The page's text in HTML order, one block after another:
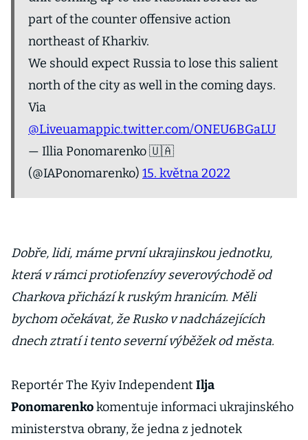
part of the counter offensive action
northeast of Kharkiv.
We should expect Russia to lose this salient
north of the city as well in the coming days.
Via
@Liveuamappic.twitter.com/ONEU6BGaLU
— Illia Ponomarenko 🇺🇦
(@IAPonomarenko) 15. května 2022
Dobře, lidi, máme první ukrajinskou jednotku,
která v rámci protiofenzívy severovýchodě od
Charkova přichází k ruským hranicím. Měli
bychom očekávat, že Rusko v nadcházejících
dnech ztratí i tento severní výběžek od města.
Reportér The Kyiv Independent Ilja
Ponomarenkokomentuje informaci ukrajinského
ministerstva obrany, že jedna z jednotek